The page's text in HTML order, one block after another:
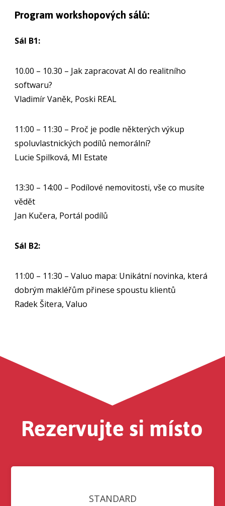
Program workshopových sálů:
Sál B1:
10.00 – 10.30 – Jak zapracovat AI do realitního
softwaru?
Vladimír Vaněk, Poski REAL
11:00 – 11:30 – Proč je podle některých výkup
spoluvlastnických podílů nemorální?
Lucie Spilková, MI Estate
13:30 – 14:00 – Podílové nemovitosti, vše co musíte
vědět
Jan Kučera, Portál podílů
Sál B2:
11:00 – 11:30 – Valuo mapa: Unikátní novinka, která
dobrým makléřům přinese spoustu klientů
Radek Šitera, Valuo
Rezervujte si místo
STANDARD